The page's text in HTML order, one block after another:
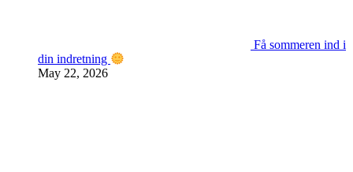
Få sommeren ind i
din indretning
May 22, 2026